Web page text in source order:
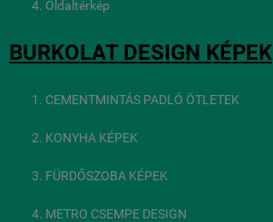
Oldaltérkép
BURKOLAT DESIGN KÉPEK
CEMENTMINTÁS PADLÓ ÖTLETEK
KONYHA KÉPEK
FÜRDŐSZOBA KÉPEK
METRO CSEMPE DESIGN